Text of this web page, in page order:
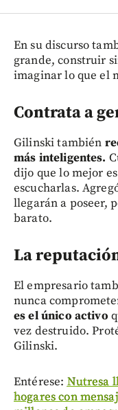
En su discurso
grande, construir
imaginar lo que el
Contrata a
Gilinski también
más inteligentes.
dijo que lo mejor
escucharlas.
llegarán a poseer,
barato.
La
El empresario
nunca
es el único activo
vez destruido.
Gilinski.
Entérese: Nutresa
hogares con